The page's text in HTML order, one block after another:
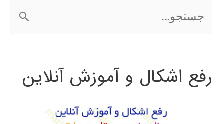
س
ج
رفع اشکال و آموزش آنلاین